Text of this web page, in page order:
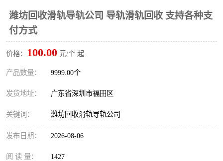
潍坊回收滑轨导轨公司 导轨滑轨回收 支持各种支
付方式
价格： 100.00 元/个 起
产品数量： 9999.00个
发货地址： 广东省深圳市福田区
关键词： 潍坊回收滑轨导轨公司
发布日期： 2026-08-06
阅 读 量： 1427